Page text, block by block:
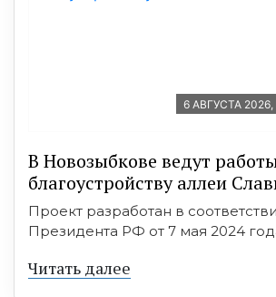
6 АВГУСТА 2026,
В Новозыбкове ведут
благоустройству аллеи
Проект разработан в
Президента РФ от 7 мая 2024
Читать далее